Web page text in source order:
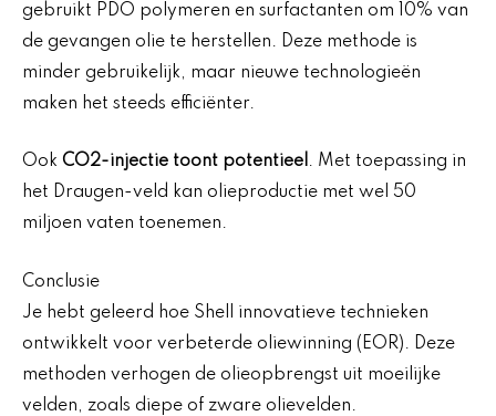
gebruikt PDO polymeren en surfactanten om 10% van
de gevangen olie te herstellen. Deze methode is
minder gebruikelijk, maar nieuwe technologieën
maken het steeds efficiënter.
Ook CO2-injectie toont potentieel . Met toepassing in
het Draugen-veld kan olieproductie met wel 50
miljoen vaten toenemen.
Conclusie
Je hebt geleerd hoe Shell innovatieve technieken
ontwikkelt voor verbeterde oliewinning (EOR). Deze
methoden verhogen de olieopbrengst uit moeilijke
velden, zoals diepe of zware olievelden.